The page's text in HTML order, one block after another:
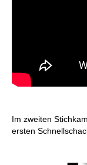
Im zweiten
ersten